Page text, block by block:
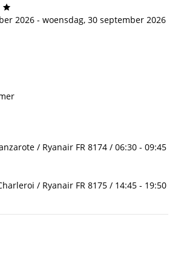
2026 - woensdag, 30 september 2026
/ Ryanair FR 8174 / 06:30 - 09:45
/ Ryanair FR 8175 / 14:45 - 19:50